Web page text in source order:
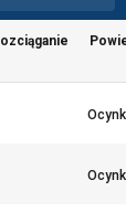
w celu
tym, jak
mogą łączyć
Ciebie z